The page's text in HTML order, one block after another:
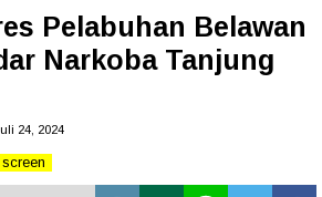
Pelabuhan Belawan
Narkoba Tanjung
24, 2024
screen